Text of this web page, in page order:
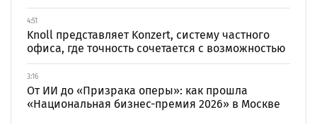
4:51
Knoll представляет Konzert, систему частного
офиса, где точность сочетается с возможностью
3:16
От ИИ до «Призрака оперы»: как прошла
«Национальная бизнес-премия 2026» в Москве